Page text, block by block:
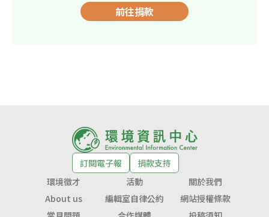
前往捐款
訂閱電子報
捐款支持
環境徵才
活動
關於我們
About us
編輯室自律公約
網站授權條款